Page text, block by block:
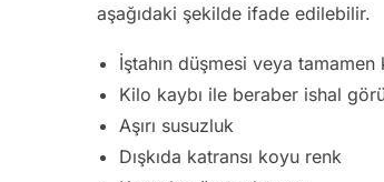
aşağıdaki şekilde ifade edilebilir.
İştahın düşmesi veya tamamen
Kilo kaybı ile beraber ishal
Aşırı susuzluk
Dışkıda katransı koyu renk